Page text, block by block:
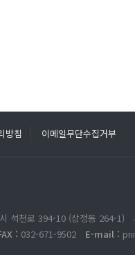
방침 이메일무단수집거부
석천로 394-10 (삼정동 264-1)
: 032-671-9502 E-mail :